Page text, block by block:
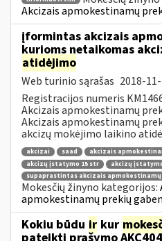
Akcizais apmokestinamų
įformintas akcizais
kurioms netaikomas
atidėjimo
Web turinio sąrašas 2018-
Registracijos numeris
Akcizais apmokestinamų
Akcizais apmokestinamų
akcizų mokėjimo laikino
akcizai saad
akcizais
akcizų įstatymo 15 str
akcizų
supaprastintas akcizais
Mokesčių žinyno kategorijos:
apmokestinamų prekių
Kokiu būdu ir kur
pateikti prašymo